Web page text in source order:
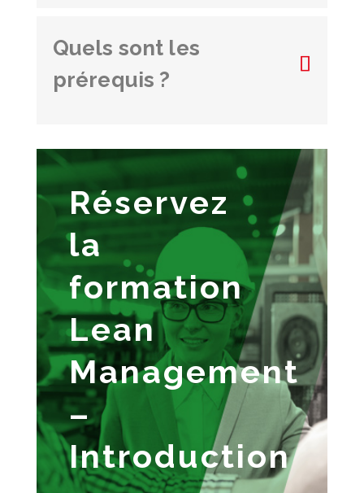
Quels sont les
prérequis ?
Réservez
la
formation
Lean
Management
–
Introduction